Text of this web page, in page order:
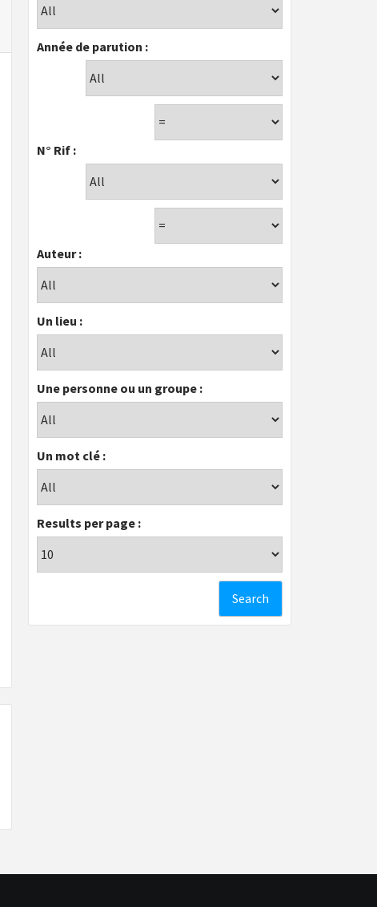
Année de parution :
N° Rif :
Auteur :
Un lieu :
Une personne ou un groupe :
Un mot clé :
Results per page :